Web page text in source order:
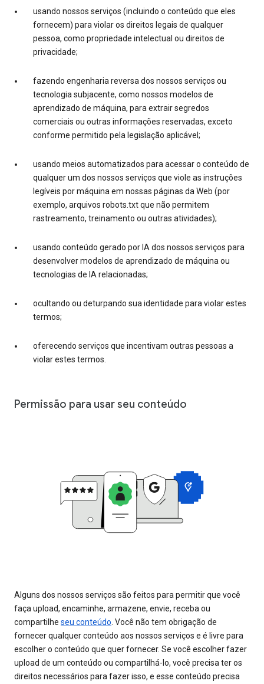
usando nossos serviços (incluindo o conteúdo que eles
fornecem) para violar os direitos legais de qualquer
pessoa, como propriedade intelectual ou direitos de
privacidade;
fazendo engenharia reversa dos nossos serviços ou
tecnologia subjacente, como nossos modelos de
aprendizado de máquina, para extrair segredos
comerciais ou outras informações reservadas, exceto
conforme permitido pela legislação aplicável;
usando meios automatizados para acessar o conteúdo de
qualquer um dos nossos serviços que viole as instruções
legíveis por máquina em nossas páginas da Web (por
exemplo, arquivos robots.txt que não permitem
rastreamento, treinamento ou outras atividades);
usando conteúdo gerado por IA dos nossos serviços para
desenvolver modelos de aprendizado de máquina ou
tecnologias de IA relacionadas;
ocultando ou deturpando sua identidade para violar estes
termos;
oferecendo serviços que incentivam outras pessoas a
violar estes termos.
Permissão para usar seu conteúdo
Alguns dos nossos serviços são feitos para permitir que você
faça upload, encaminhe, armazene, envie, receba ou
compartilhe seu conteúdo. Você não tem obrigação de
fornecer qualquer conteúdo aos nossos serviços e é livre para
escolher o conteúdo que quer fornecer. Se você escolher fazer
upload de um conteúdo ou compartilhá-lo, você precisa ter os
direitos necessários para fazer isso, e esse conteúdo precisa